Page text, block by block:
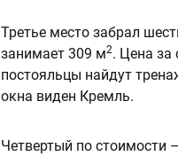
Третье место забрал
занимает 309 м2. Цена за
постояльцы найдут
окна виден Кремль.
Четвертый по стоимости